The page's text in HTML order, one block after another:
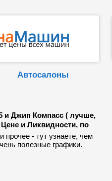
Автосалоны
и Джип Компасс ( лучше,
и Ликвидности, по
и прочее - тут узнаете, чем
полезные графики.